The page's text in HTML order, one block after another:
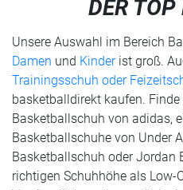
DER
Unsere Auswahl im Bereich
Damen und Kinderist groß.
Trainingsschuh oder
basketballdirekt kaufen.
Basketballschuh von adidas,
Basketballschuhe von Under
Basketballschuh oder Jordan
richtigen Schuhhöhe als Low-